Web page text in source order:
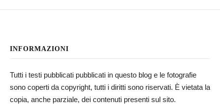
INFORMAZIONI
Tutti i testi pubblicati pubblicati in questo blog e le fotografie
sono coperti da copyright, tutti i diritti sono riservati. È vietata la
copia, anche parziale, dei contenuti presenti sul sito.